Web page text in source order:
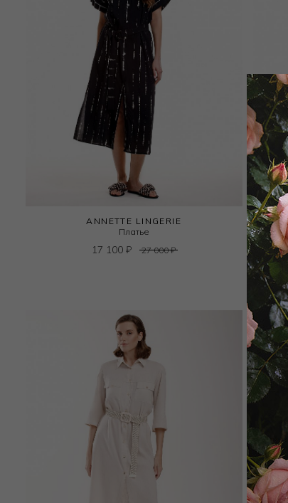
ANNETTE LINGERIE
Платье
17 100₽ 27 000₽